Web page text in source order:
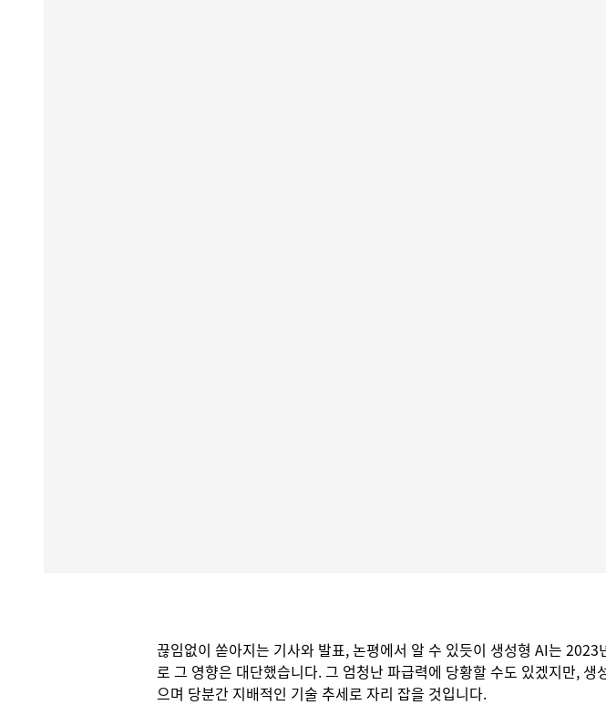
끊임없이 쏟아지는 기사와 발표, 논평에서 알 수 있듯이 생성형 AI는
로 그 영향은 대단했습니다. 그 엄청난 파급력에 당황할 수도 있겠지만,
으며 당분간 지배적인 기술 추세로 자리 잡을 것입니다.